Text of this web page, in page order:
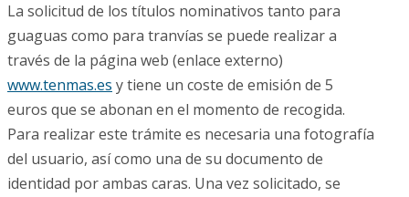
La solicitud de los títulos nominativos tanto para
guaguas como para tranvías se puede realizar a
través de la página web (enlace externo)
www.tenmas.es y tiene un coste de emisión de 5
euros que se abonan en el momento de recogida.
Para realizar este trámite es necesaria una fotografía
del usuario, así como una de su documento de
identidad por ambas caras. Una vez solicitado, se